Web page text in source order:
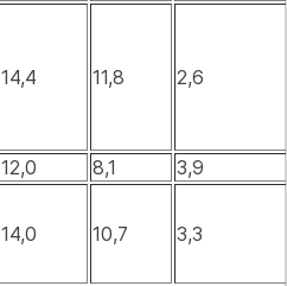
14,4 11,8 2,6
12,0 8,1
3,9
14,0 10,7 3,3